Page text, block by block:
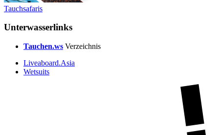
Tauchsafaris
Unterwasserlinks
Tauchen.ws Verzeichnis
Liveaboard.Asia
Wetsuits